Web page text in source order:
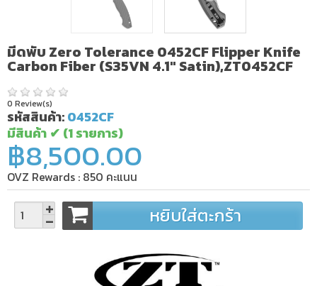
มีดพับ Zero Tolerance 0452CF Flipper Knife
Carbon Fiber (S35VN 4.1" Satin),ZT0452CF
0 Review(s)
รหัสสินค้า:0452CF
มีสินค้า ✔ (1 รายการ)
฿8,500.00
OVZ Rewards : 850 คะแนน
หยิบใส่ตะกร้า